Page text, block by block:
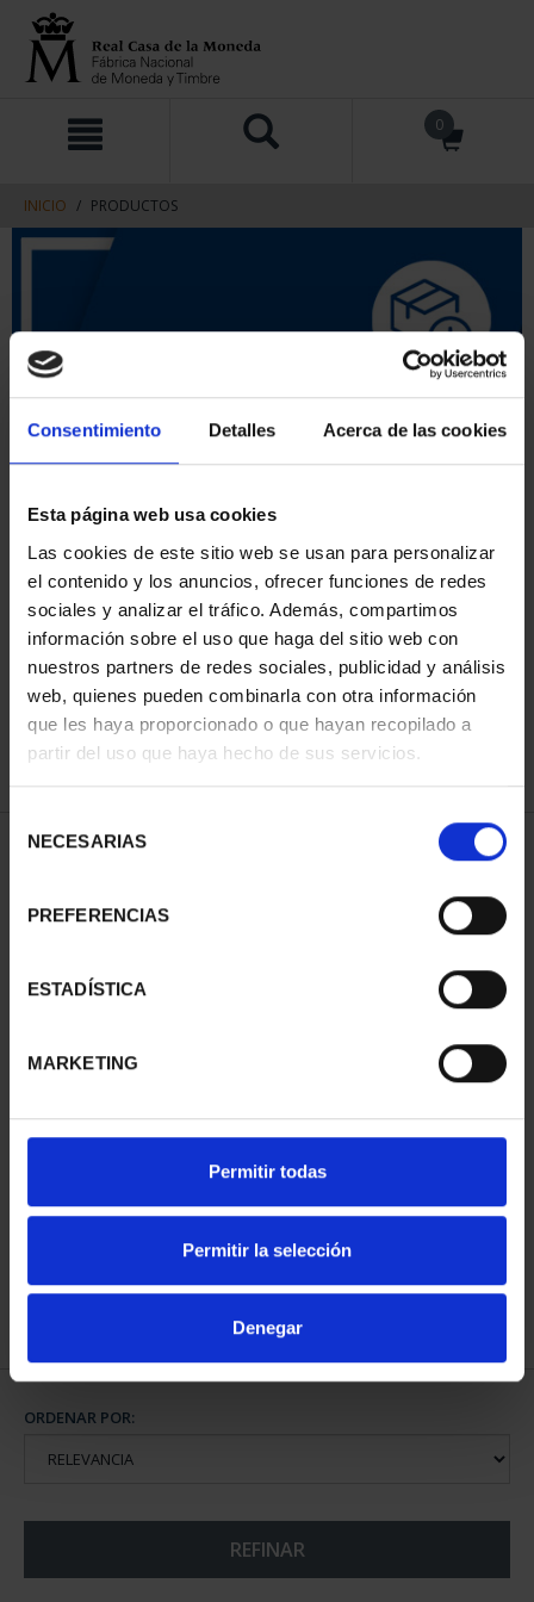
Consentimiento Detalles Acerca de las cookies
Esta página web usa cookies
Las cookies de este sitio web se usan para personalizar
el contenido y los anuncios, ofrecer funciones de redes
sociales y analizar el tráfico. Además, compartimos
información sobre el uso que haga del sitio web con
nuestros partners de redes sociales, publicidad y análisis
web, quienes pueden combinarla con otra información
que les haya proporcionado o que hayan recopilado a
partir del uso que haya hecho de sus servicios.
NECESARIAS
PREFERENCIAS
ESTADÍSTICA
MARKETING
Permitir todas
Permitir la selección
Denegar
contenido
navegacin
0
INICIO PRODUCTOS
ORDENAR POR:
REFINAR
1 Productos encontrados
CIUDADES PATRIMONIO
73,00 €
ORDENAR POR:
REFINAR